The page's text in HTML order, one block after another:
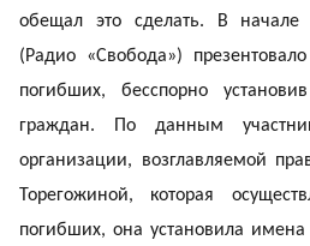
обещал это сделать. В начале
(Радио «Свобода»)
погибших, бесспорно
граждан. По данным
организации, возглавляемой
Торегожиной, которая
погибших, она установила имена